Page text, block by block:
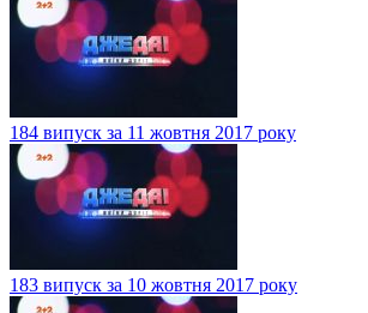
184 випуск за 11 жовтня 2017 року
183 випуск за 10 жовтня 2017 року